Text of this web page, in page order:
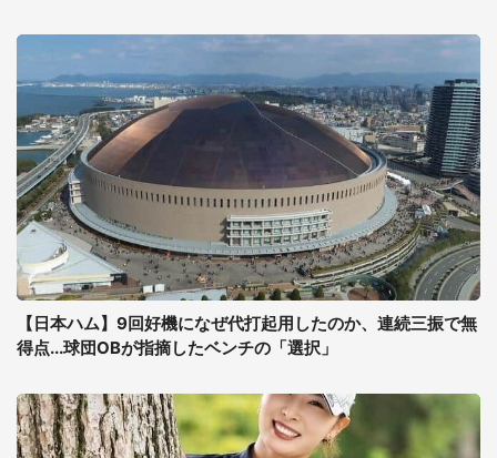
【日本ハム】9回好機になぜ代打起用したのか、連続三振で無
得点...球団OBが指摘したベンチの「選択」